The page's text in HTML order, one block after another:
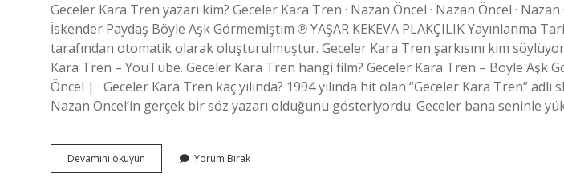
Geceler Kara Tren yazarı kim? Geceler Kara Tren · Nazan Öncel · Nazan Öncel · Nazan
İskender Paydaş Böyle Aşk Görmemiştim ℗ YAŞAR KEKEVA PLAKÇILIK Yayınlanma
tarafından otomatik olarak oluşturulmuştur. Geceler Kara Tren şarkısını kim
Kara Tren – YouTube. Geceler Kara Tren hangi film? Geceler Kara Tren – Böyle Aşk
Öncel | . Geceler Kara Tren kaç yılında? 1994 yılında hit olan “Geceler Kara Tren” adlı
Nazan Öncel’in gerçek bir söz yazarı olduğunu gösteriyordu. Geceler bana seninle
Devamını okuyun
Kara
Yorum Bırak